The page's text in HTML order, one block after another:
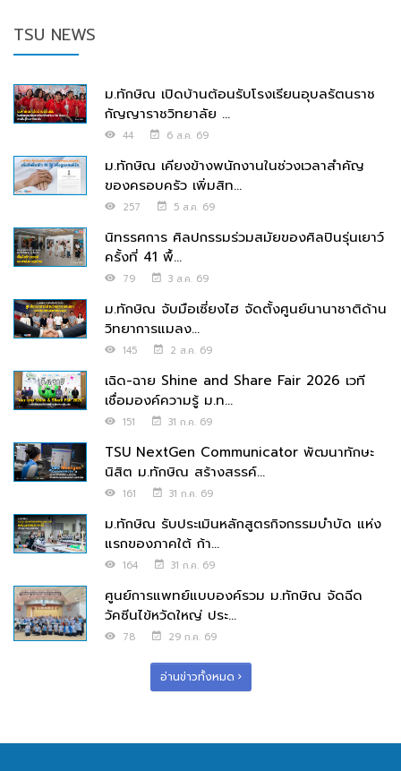
TSU NEWS
ม.ทักษิณ เปิดบ้านต้อนรับโรงเรียนอุบลรัตนราช
กัญญาราชวิทยาลัย ...
44 6 ส.ค. 69
ม.ทักษิณ เคียงข้างพนักงานในช่วงเวลาสำคัญ
ของครอบครัว เพิ่มสิท...
257 5 ส.ค. 69
นิทรรศการ ศิลปกรรมร่วมสมัยของศิลปินรุ่นเยาว์
ครั้งที่ 41 พื้...
79 3 ส.ค. 69
ม.ทักษิณ จับมือเซี่ยงไฮ จัดตั้งศูนย์นานาชาติด้าน
วิทยาการแมลง...
145 2 ส.ค. 69
เฉิด-ฉาย Shine and Share Fair 2026 เวที
เชื่อมองค์ความรู้ ม.ท...
151 31 ก.ค. 69
TSU NextGen Communicator พัฒนาทักษะ
นิสิต ม.ทักษิณ สร้างสรรค์...
161 31 ก.ค. 69
ม.ทักษิณ รับประเมินหลักสูตรกิจกรรมบำบัด แห่ง
แรกของภาคใต้ ก้า...
164 31 ก.ค. 69
ศูนย์การแพทย์แบบองค์รวม ม.ทักษิณ จัดฉีด
วัคซีนไข้หวัดใหญ่ ประ...
78 29 ก.ค. 69
อ่านข่าวทั้งหมด